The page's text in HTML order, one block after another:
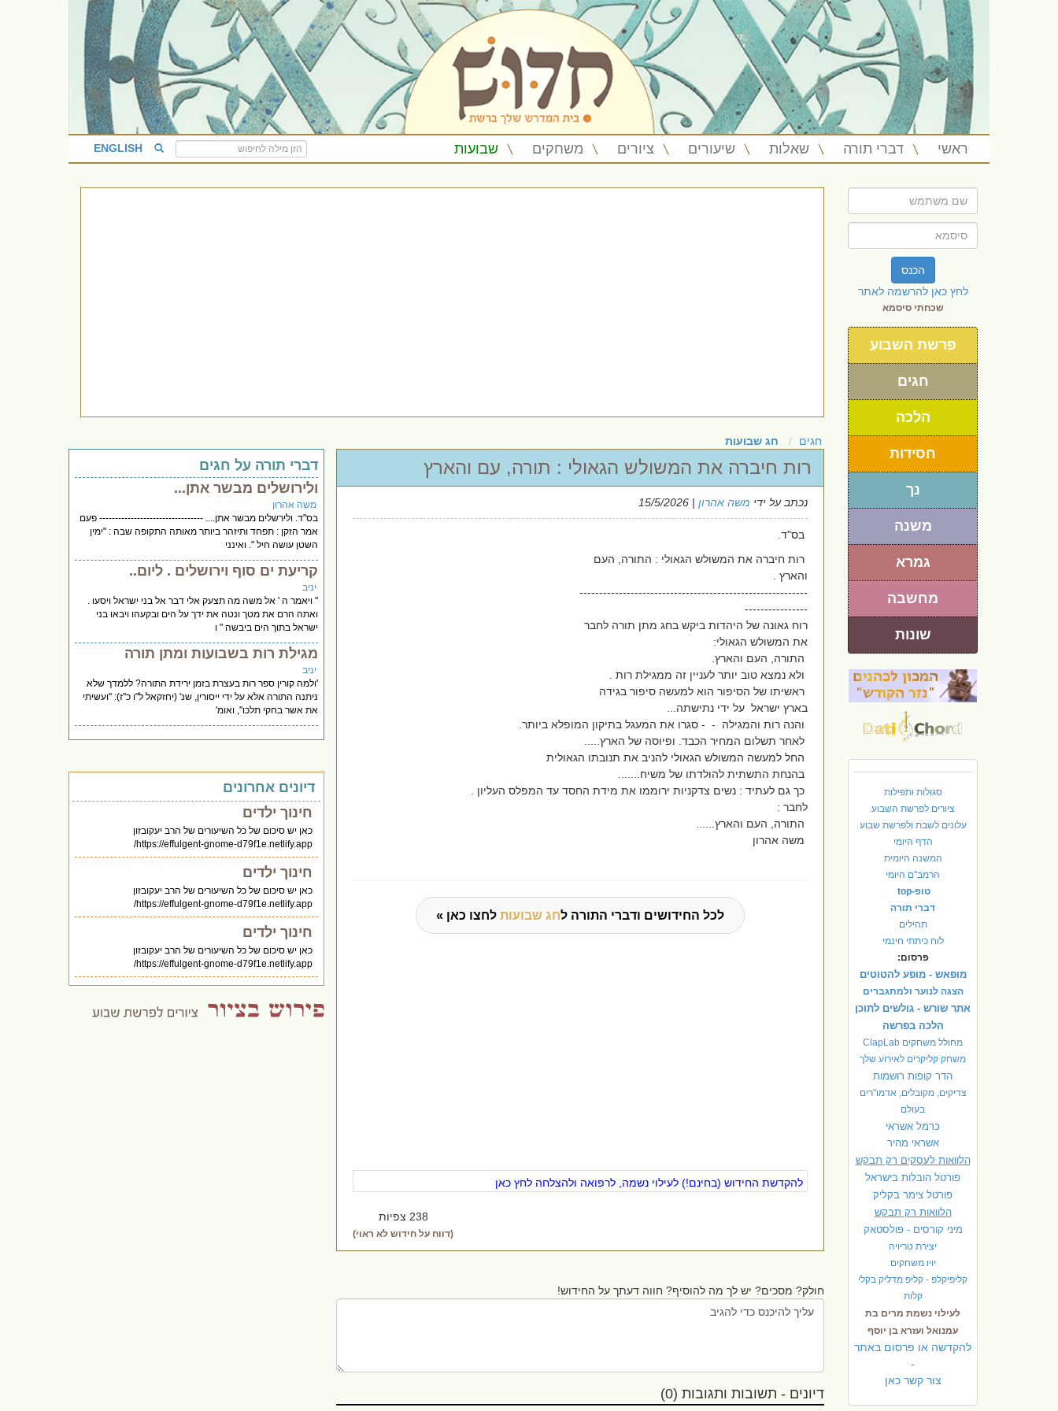
ראשי דברי תורה שאלות שיעורים ציורים משחקים שבועות ENGLISH
הכנס
לחץ כאן להרשמה לאתר
שכחתי סיסמא
פרשת השבוע
חגים
הלכה
חסידות
נך
משנה
גמרא
מחשבה
שונות
סגולות ותפילות
ציורים לפרשת השבוע
עלונים לשבת ולפרשת שבוע
הדף היומי
המשנה היומית
הרמב"ם היומי
טופ-top
דברי תורה
תהילים
לוח כיתתי חינמי
פרסום:
מופאש - מופע להטוטים
הצגה לנוער ולמתגברים
אתר שורש - גולשים לתוכן
הלכה בפרשה
מחולל משחקים ClapLab
משחק קליקרים לאירוע שלך
הדר קופות רושמות
צדיקים, מקובלים, אדמו"רים
בעולם
כרמל אשראי
אשראי מהיר
הלוואות לעסקים רק תבקש
פורטל הובלות בישראל
פורטל צימר בקליק
הלוואות רק תבקש
מיני קורסים - פולסטאק
יצירת טריויה
יויו משחקים
קליפיקלפ - קליפ מדליק בקלי
קלות
לעילוי נשמת מרים בת
עמנואל ועזרא בן יוסף
להקדשה או פרסום באתר
-
צור קשר כאן
חגים חג שבועות
רות חיברה את המשולש הגאולי : תורה, עם והארץ
נכתב על ידי משה אהרון | 15/5/2026
בס"ד.
רות חיברה את המשולש הגאולי : התורה, העם
והארץ .
----------------------------------------------------------
----------------
רוח גאונה של היהדות ביקש בחג מתן תורה לחבר
את המשולש הגאולי:
התורה, העם והארץ.
ולא נמצא טוב יותר לעניין זה ממגילת רות .
ראשיתו של הסיפור הוא למעשה סיפור בגידה
בארץ ישראל על ידי נתישתה...
והנה רות והמגילה - - סגרו את המעגל בתיקון המופלא ביותר.
לאחר תשלום המחיר הכבד. ופיוסה של הארץ.....
החל למעשה המשולש הגאולי להניב את תנובתו הגאולית
בהנחת התשתית להולדתו של משיח.......
כך גם לעתיד : נשים צדקניות ירוממו את מידת החסד עד המפלס העליון .
לחבר :
התורה, העם והארץ......
משה אהרון
לכל החידושים ודברי התורה לחג שבועות לחצו כאן »
להקדשת החידוש (בחינם!) לעילוי נשמה, לרפואה ולהצלחה לחץ כאן
238 צפיות
(דווח על חידוש לא ראוי)
חולק? מסכים? יש לך מה להוסיף? חווה דעתך על החידוש!
דיונים - תשובות ותגובות (0)
דברי תורה על חגים
ולירושלים מבשר אתן...
משה אהרון
בס"ד. ולירשלים מבשר אתן.... --------------------------------- פעם
אמר הזקן : תפחד ותיזהר ביותר מאותה התקופה שבה : "ימין
השטן עושה חיל ". ואינני
קריעת ים סוף וירושלים . ליום..
יניב
" ויאמר ה ' אל משה מה תצעק אלי דבר אל בני ישראל ויסעו .
ואתה הרם את מטך ונטה את ידך על הים ובקעהו ויבאו בני
ישראל בתוך הים ביבשה " ו
מגילת רות בשבועות ומתן תורה
יניב
'ולמה קורין ספר רות בעצרת בזמן ירידת התורה? ללמדך שלא
ניתנה התורה אלא על ידי ייסורין, שנ' (יחזקאל ל"ו כ"ז): "ועשיתי
את אשר בחקי תלכו", ואומ'
דיונים אחרונים
חינוך ילדים
כאן יש סיכום של כל השיעורים של הרב יעקובזון
https://effulgent-gnome-d79f1e.netlify.app/
חינוך ילדים
כאן יש סיכום של כל השיעורים של הרב יעקובזון
https://effulgent-gnome-d79f1e.netlify.app/
חינוך ילדים
כאן יש סיכום של כל השיעורים של הרב יעקובזון
https://effulgent-gnome-d79f1e.netlify.app/